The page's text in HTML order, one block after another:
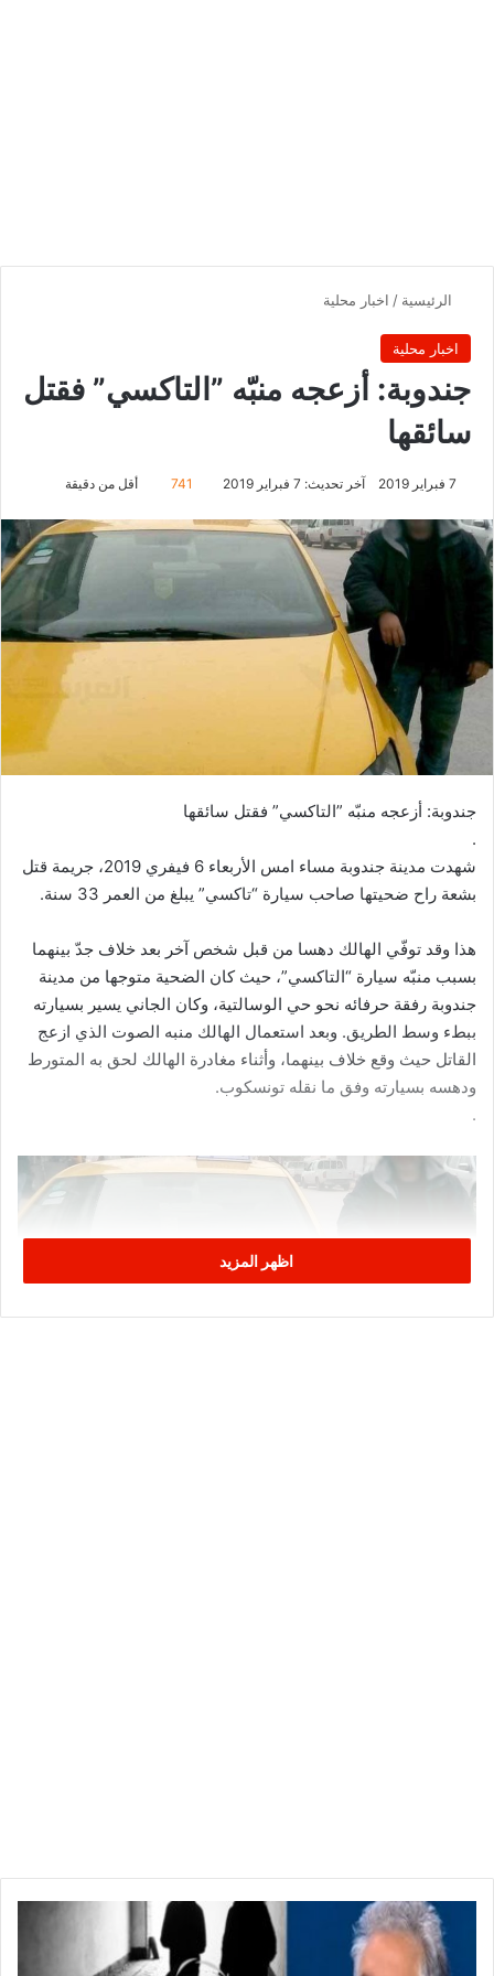
الرئيسية / اخبار محلية
اخبار محلية
جندوبة: أزعجه منبّه ”التاكسي” فقتل
سائقها
7 فبراير 2019 آخر تحديث: 7 فبراير 2019 741 أقل من دقيقة
جندوبة: أزعجه منبّه ”التاكسي” فقتل سائقها
.
شهدت مدينة جندوبة مساء امس الأربعاء 6 فيفري 2019، جريمة قتل
بشعة راح ضحيتها صاحب سيارة “تاكسي” يبلغ من العمر 33 سنة.
هذا وقد توفّي الهالك دهسا من قبل شخص آخر بعد خلاف جدّ بينهما
بسبب منبّه سيارة “التاكسي”، حيث كان الضحية متوجها من مدينة
جندوبة رفقة حرفائه نحو حي الوسالتية، وكان الجاني يسير بسيارته
ببطء وسط الطريق. وبعد استعمال الهالك منبه الصوت الذي ازعج
القاتل حيث وقع خلاف بينهما، وأثناء مغادرة الهالك لحق به المتورط
ودهسه بسيارته وفق ما نقله تونسكوب.
.
اظهر المزيد